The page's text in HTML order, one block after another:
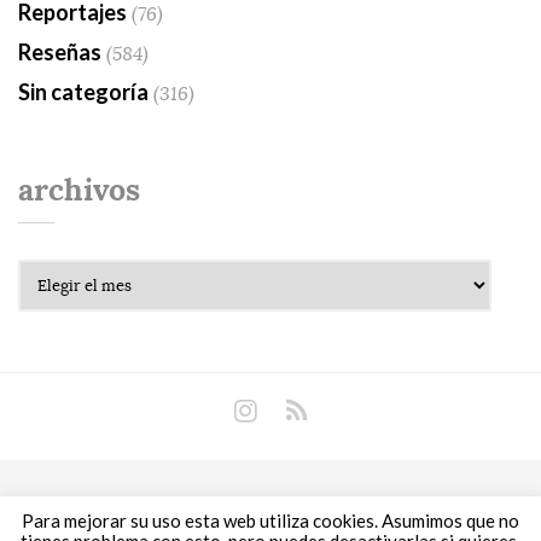
Reportajes (76)
Reseñas (584)
Sin categoría (316)
archivos
Copyright © 2018 Libros Prohibidos •
Política de
Para mejorar su uso esta web utiliza cookies. Asumimos que no